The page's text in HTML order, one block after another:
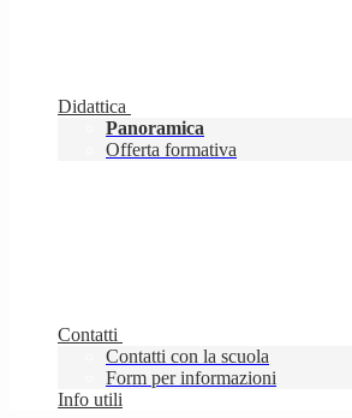
Didattica
Panoramica
Offerta formativa
Contatti
Contatti con la scuola
Form per informazioni
Info utili